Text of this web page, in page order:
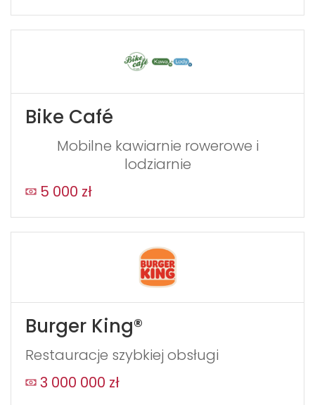
Bike Café
Mobilne kawiarnie rowerowe i
lodziarnie
5 000 zł
Burger King®
Restauracje szybkiej obsługi
3 000 000 zł